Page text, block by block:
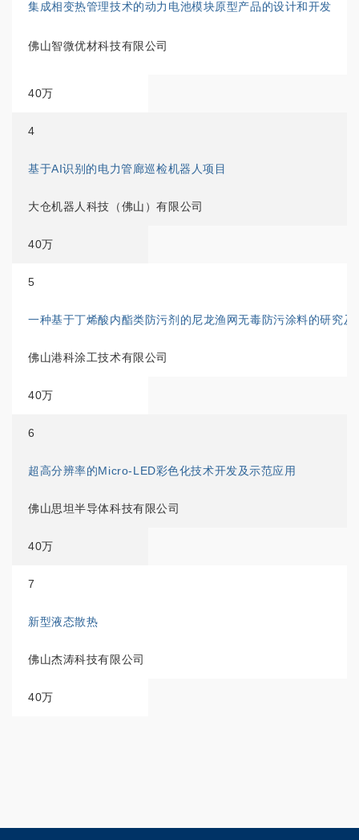
集成相变热管理技术的动力电池模块原型产品的设计和开发
佛山智微优材科技有限公司
40万
4
基于AI识别的电力管廊巡检机器人项目
大仓机器人科技（佛山）有限公司
40万
5
一种基于丁烯酸内酯类防污剂的尼龙渔网无毒防污涂料的研究及
佛山港科涂工技术有限公司
40万
6
超高分辨率的Micro-LED彩色化技术开发及示范应用
佛山思坦半导体科技有限公司
40万
7
新型液态散热
佛山杰涛科技有限公司
40万